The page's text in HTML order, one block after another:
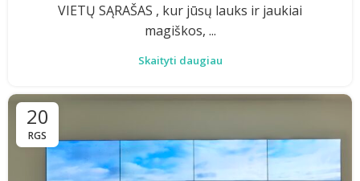
VIETŲ SĄRAŠAS , kur jūsų lauks ir jaukiai
magiškos, ...
Skaityti daugiau
20
RGS